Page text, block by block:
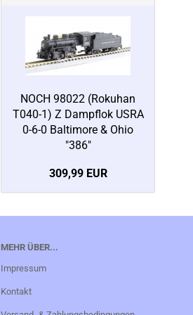
NOCH 98022 (Rokuhan
T040-1) Z Dampflok USRA
0-6-0 Baltimore & Ohio
"386"
309,99 EUR
MEHR ÜBER...
Impressum
Kontakt